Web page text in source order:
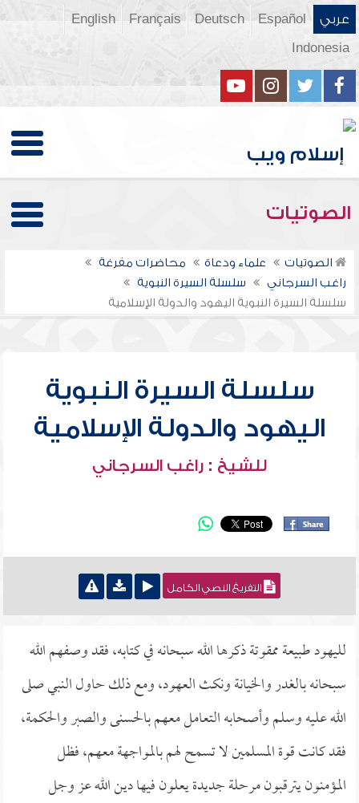
عربي Español
Deutsch
Français
English
Indonesia
الصوتيات
الصوتيات علماء ودعاة
محاضرات مفرغة
راغب السرجاني
سلسلة السيرة النبوية
سلسلة السيرة النبوية اليهود والدولة الإسلامية
سلسلة السيرة النبوية
اليهود والدولة الإسلامية
للشيخ : راغب السرجاني
التفريغ النصي الكامل
لليهود طبيعة ممقوتة ذكرها الله سبحانه في كتابه، فقد وصفهم الله
سبحانه بالغدر والخيانة ونكث العهود، ومع ذلك حاول النبي صلى
الله عليه وسلم وأصحابه التعامل معهم بالحسنى والصبر والحكمة،
فقد كانت قوة المسلمين لا تسمح لهم بالمواجهة معهم، فظل
المؤمنون يترقبون مرحلة جديدة يعلون فيها دين الله عز وجل